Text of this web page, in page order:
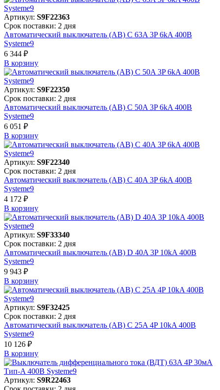
Артикул: S9F22363
Срок поставки: 2 дня
Автоматический выключатель (АВ) C 63A 3P 6kA 400В
Systeme9
6 344 ₽
В корзинy
Артикул: S9F22350
Срок поставки: 2 дня
Автоматический выключатель (АВ) C 50A 3P 6kA 400В
Systeme9
6 051 ₽
В корзинy
Артикул: S9F22340
Срок поставки: 2 дня
Автоматический выключатель (АВ) C 40A 3P 6kA 400В
Systeme9
4 172 ₽
В корзинy
Артикул: S9F33340
Срок поставки: 2 дня
Автоматический выключатель (АВ) D 40A 3P 10kA 400В
Systeme9
9 943 ₽
В корзинy
Артикул: S9F32425
Срок поставки: 2 дня
Автоматический выключатель (АВ) C 25A 4P 10kA 400В
Systeme9
10 126 ₽
В корзинy
Артикул: S9R22463